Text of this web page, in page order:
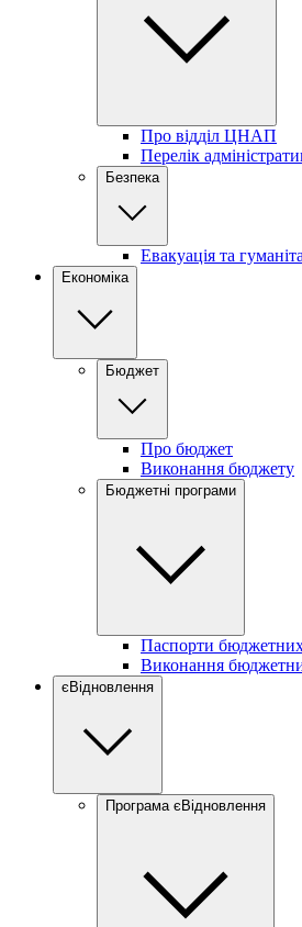
Про відділ ЦНАП
Перелік
Безпека
Евакуація та
Економіка
Бюджет
Про бюджет
Виконання бюджету
Бюджетні програми
Паспорти
Виконання
єВідновлення
Програма єВідновлення